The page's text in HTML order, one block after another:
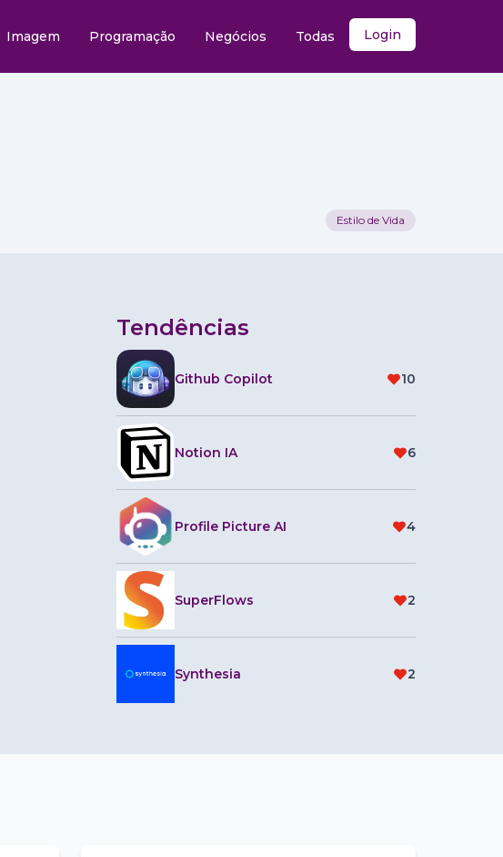
Imagem Programação Negócios Todas Login
Estilo de Vida
Tendências
Github Copilot 10
Notion IA 6
Profile Picture AI 4
SuperFlows 2
Synthesia 2